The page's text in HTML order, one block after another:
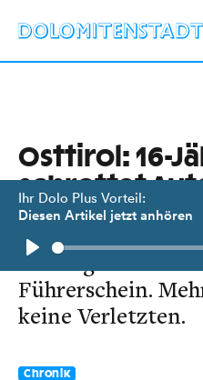
Ihr Dolo Plus Vorteil:
Diesen Artikel jetzt anhören
Play
Osttirol: 16-
schrottet
ignoriert
Der Jugendliche
Führerschein.
keine Verletzten.
Chronik